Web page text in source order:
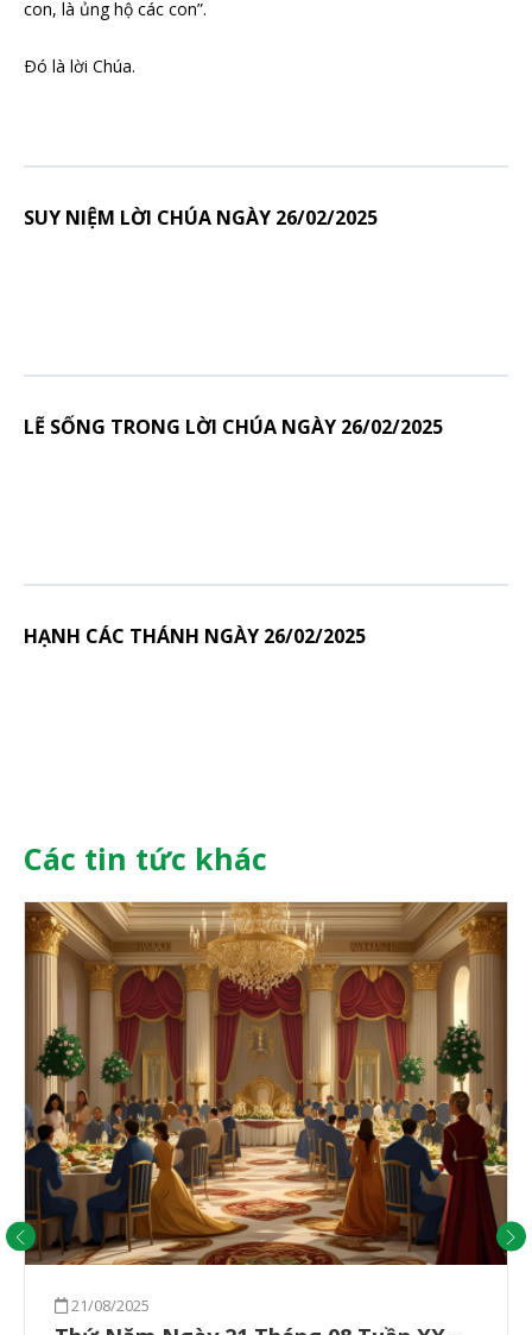
con, là ủng hộ các con”.
Ðó là lời Chúa.
SUY NIỆM LỜI CHÚA NGÀY 26/02/2025
LẼ SỐNG TRONG LỜI CHÚA NGÀY 26/02/2025
HẠNH CÁC THÁNH NGÀY 26/02/2025
Các tin tức khác
21/08/2025